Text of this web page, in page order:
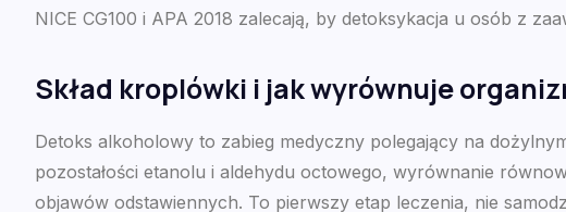
NICE CG100 i APA 2018 zalecają, by detoksykacja u osób z
Skład kroplówki i jak wyrównuje
Detoks alkoholowy to zabieg medyczny polegający na
pozostałości etanolu i aldehydu octowego, wyrównanie
objawów odstawiennych. To pierwszy etap leczenia, nie